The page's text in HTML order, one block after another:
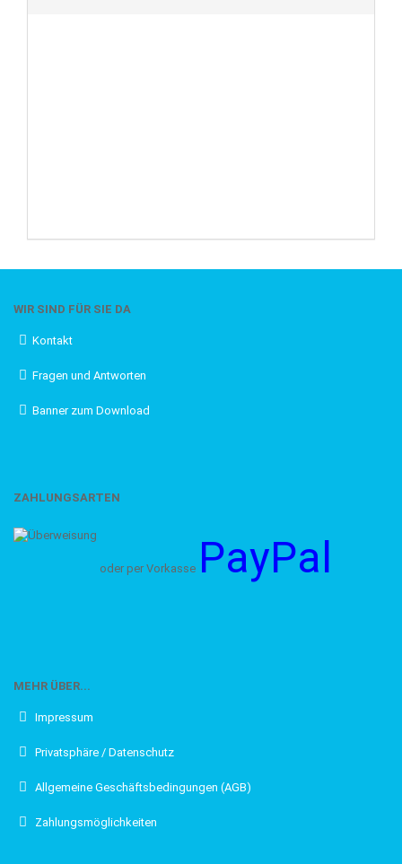
WIR SIND FÜR SIE DA
Kontakt
Fragen und Antworten
Banner zum Download
ZAHLUNGSARTEN
oder per Vorkasse PayPal
MEHR ÜBER...
Impressum
Privatsphäre / Datenschutz
Allgemeine Geschäftsbedingungen (AGB)
Zahlungsmöglichkeiten